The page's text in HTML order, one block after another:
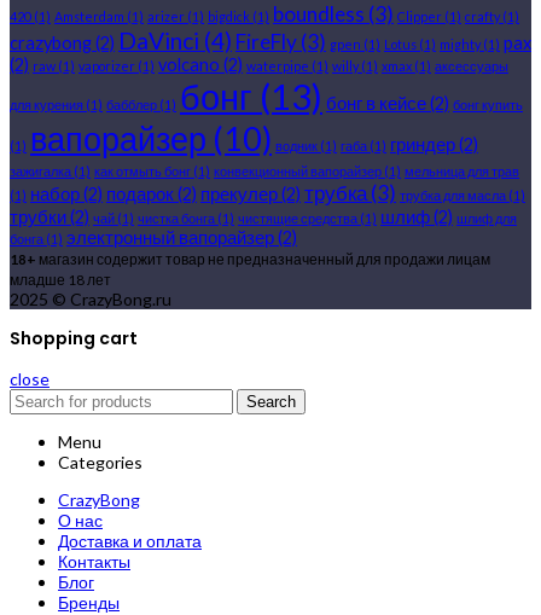
420 (1) Amsterdam (1) arizer (1) bigdick (1) boundless (3) Clipper (1) crafty(1)
crazybong(2) DaVinci (4) FireFly(3) gpen (1) Lotus (1) mighty(1) pax
(2) raw (1) vaporizer (1) volcano (2) waterpipe (1) willy(1) xmax (1) аксессуары
для курения (1) бабблер (1) бонг (13) бонг в кейсе(2) бонг купить
(1) вапорайзер (10) водник (1) габа (1) гриндер(2)
зажигалка (1) как отмыть бонг (1) конвекционный вапорайзер (1) мельница для трав
(1) набор(2) подарок(2) прекулер(2) трубка(3) трубка для масла (1)
трубки(2) чай (1) чистка бонга (1) чистящие средства (1) шлиф(2) шлиф для
бонга (1) электронный вапорайзер(2)
18+ магазин содержит товар не предназначенный для продажи лицам
младше 18 лет
2025 © CrazyBong.ru
Shopping cart
close
Search
Menu
Categories
CrazyBong
О нас
Доставка и оплата
Контакты
Блог
Бренды